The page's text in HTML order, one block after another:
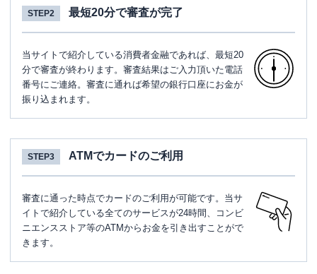
STEP2 最短20分で審査が完了
当サイトで紹介している消費者金融であれば、最短20
分で審査が終わります。審査結果はご入力頂いた電話
番号にご連絡。審査に通れば希望の銀行口座にお金が
振り込まれます。
STEP3 ATMでカードのご利用
審査に通った時点でカードのご利用が可能です。当サ
イトで紹介している全てのサービスが24時間、コンビ
ニエンスストア等のATMからお金を引き出すことがで
きます。